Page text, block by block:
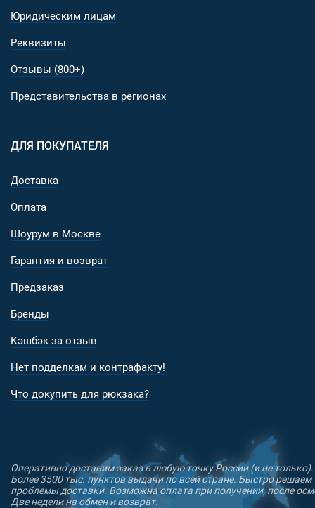
Юридическим лицам
Реквизиты
Отзывы (800+)
Представительства в регионах
ДЛЯ ПОКУПАТЕЛЯ
Доставка
Оплата
Шоурум в Москве
Гарантия и возврат
Предзаказ
Бренды
Кэшбэк за отзыв
Нет подделкам и контрафакту!
Что докупить для рюкзака?
Оперативно доставим заказ в любую точку России (и не только).
Более 3500 тыс. пунктов выдачи по всей стране. Быстро решаем
проблемы доставки. Возможна оплата при получении, после
Две недели на обмен и возврат.